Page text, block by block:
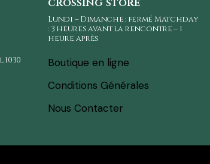
1030
Lundi – Dimanche : fermé Matchday
: 3 heures avant la rencontre – 1
heure après
Boutique en ligne
Conditions Générales
Nous Contacter